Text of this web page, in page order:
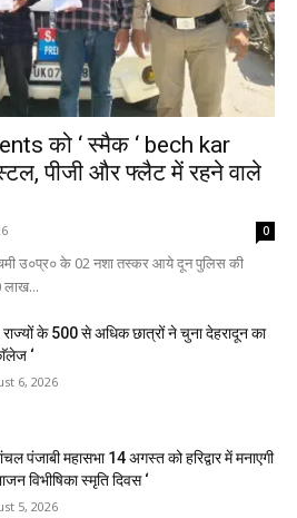
को ‘ स्मैक ‘ bech kar
पीजी और फ्लैट में रहने वाले
0
उ०प्र० के 02 नशा तस्कर आये दून पुलिस की
लाख...
राज्यों के 500 से अधिक छात्रों ने चुना देहरादून का
‘
6, 2026
पंजाबी महासभा 14 अगस्त को हरिद्वार में मनाएगी
विभीषिका स्मृति दिवस ‘
5, 2026